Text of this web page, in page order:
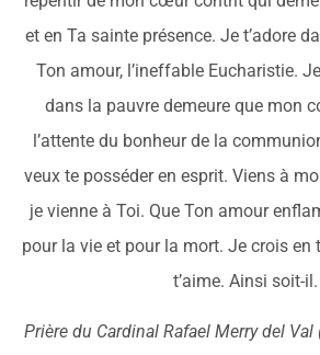
et en Ta sainte présence. Je t’adore
Ton amour, l’ineffable Eucharistie.
dans la pauvre demeure que mon
l’attente du bonheur de la
veux te posséder en esprit. Viens à
je vienne à Toi. Que Ton amour
pour la vie et pour la mort. Je crois en
t’aime. Ainsi soit-il.
Prière du Cardinal Rafael Merry del Val